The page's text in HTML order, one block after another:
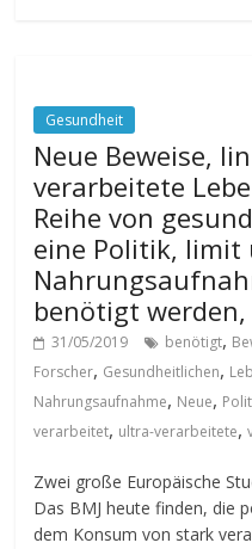
Gesundheit
Neue Beweise,
verarbeitete
Reihe von
eine Politik,
benötigt
31/05/2019 benötigt,
Forscher, Gesundheitlichen,
Nahrungsaufnahme, Neue,
verarbeitet, ultra-verarbeitete,
Zwei große Europäische
Das BMJ heute finden, die
dem Konsum von stark